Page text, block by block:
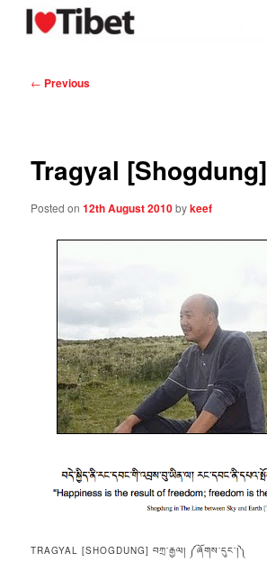
I Love Tibet
in support of Tibet
Post
← Previous
Tragyal [Shogdung]
Posted on12th August 2010bykeef
TRAGYAL [SHOGDUNG] བཀྲ་རྒྱལ། ༼ཞོགས་དུང་།༽